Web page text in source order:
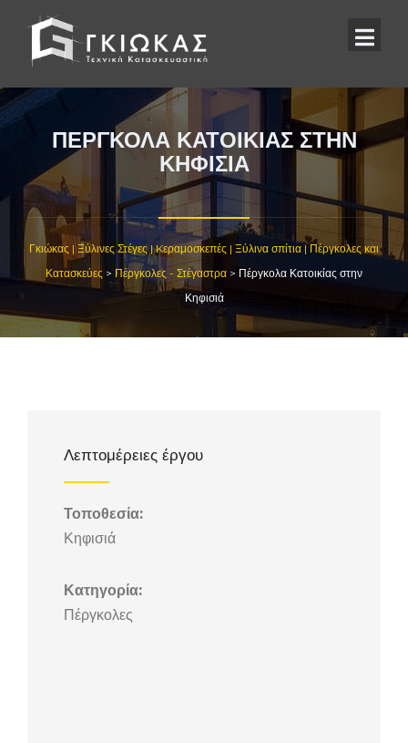
ΠΈΡΓΚΟΛΑ ΚΑΤΟΙΚΊΑΣ ΣΤΗΝ
ΚΗΦΙΣΙΆ
Γκιώκας | Ξύλινες Στέγες | Kεραμοσκεπές | Ξύλινα σπίτια | Πέργκολες και
Κατασκεύες > Πέργκολες - Στέγαστρα > Πέργκολα Κατοικίας στην
Κηφισιά
Λεπτομέρειες έργου
Τοποθεσία:
Κηφισιά
Κατηγορία:
Πέργκολες